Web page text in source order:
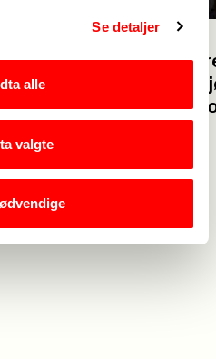
Se detaljer
alle
valgte
for
Foreløpig
utdanning